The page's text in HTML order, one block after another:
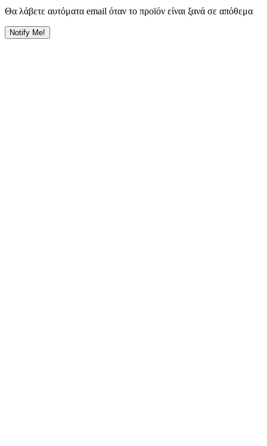
Θα λάβετε αυτόματα email όταν το προϊόν είναι ξανά σε απόθεμα
Notify Me!